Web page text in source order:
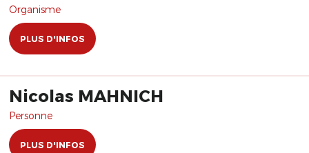
Organisme
PLUS D'INFOS
Nicolas MAHNICH
Personne
PLUS D'INFOS